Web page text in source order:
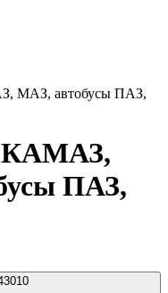
МАЗ, автобусы ПАЗ,
КАМАЗ,
ПАЗ,